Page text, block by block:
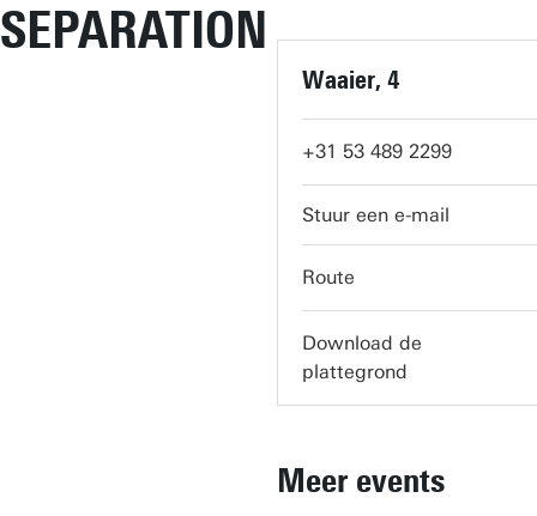
SEPARATION
Waaier, 4
+31 53 489 2299
servicedesk-
Route
Download de
plattegrond
Meer events